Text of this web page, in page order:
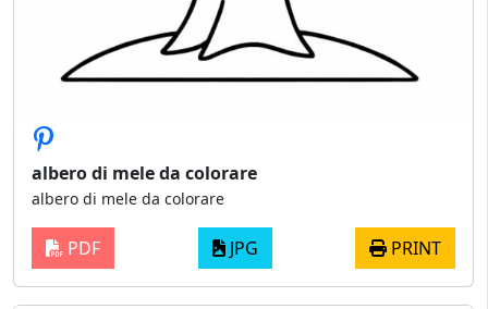
albero di mele da colorare
albero di mele da colorare
PDF JPG PRINT